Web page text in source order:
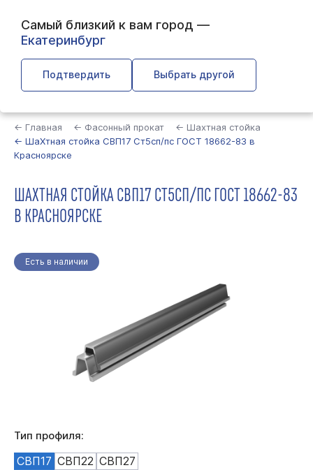
Самый близкий к вам город —
Екатеринбург
Подтвердить Выбрать другой
← Главная ← Фасонный прокат
← Шахтная стойка
← ШаХтная стойка СВП17 Ст5сп/пс ГОСТ 18662-83 в
Красноярске
ШАХТНАЯ СТОЙКА СВП17 СТ5СП/ПС ГОСТ 18662-83
В КРАСНОЯРСКЕ
Есть в наличии
Тип профиля:
СВП17 СВП22 СВП27